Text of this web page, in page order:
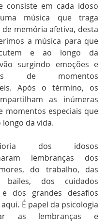
consiste em cada idoso
música que traga
memória afetiva, desta
a música para que
e ao longo da
surgindo emoções e
de momentos
Após o término, os
as inúmeras
momentos especiais que
longo da vida.
dos idosos
lembranças dos
do trabalho, das
dos cuidados
dos grandes desafios
É papel da psicologia
as lembranças e